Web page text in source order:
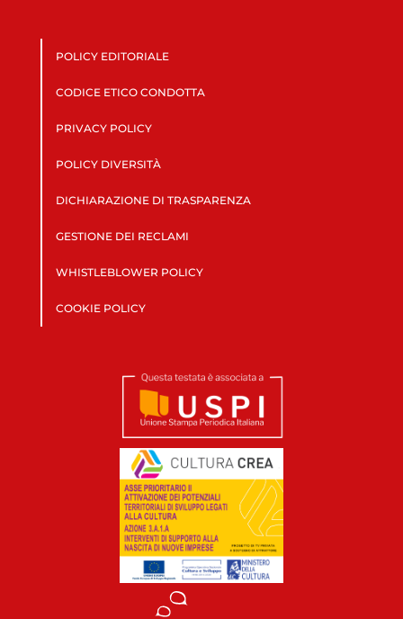
POLICY EDITORIALE
CODICE ETICO CONDOTTA
PRIVACY POLICY
POLICY DIVERSITÀ
DICHIARAZIONE DI TRASPARENZA
GESTIONE DEI RECLAMI
WHISTLEBLOWER POLICY
COOKIE POLICY